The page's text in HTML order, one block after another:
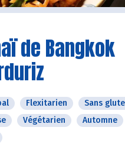
de Bangkok
Flexitarien
Sans
Végétarien Automne